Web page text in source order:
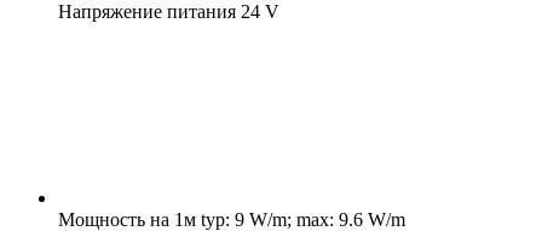
Напряжение питания 24 V
Мощность на 1м typ: 9 W/m; max: 9.6 W/m